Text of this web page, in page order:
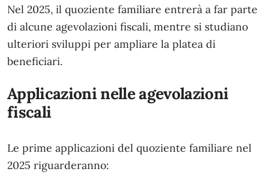
Nel 2025, il quoziente familiare entrerà a far parte
di alcune agevolazioni fiscali, mentre si studiano
ulteriori sviluppi per ampliare la platea di
beneficiari.
Applicazioni nelle agevolazioni
fiscali
Le prime applicazioni del quoziente familiare nel
2025 riguarderanno: